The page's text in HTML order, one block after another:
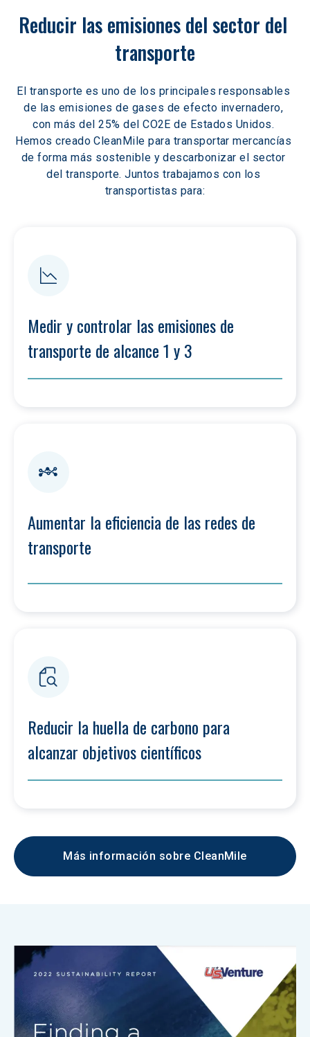
Reducir las emisiones del sector del
transporte
El transporte es uno de los principales responsables
de las emisiones de gases de efecto invernadero,
con más del 25% del CO2E de Estados Unidos.
Hemos creado CleanMile para transportar mercancías
de forma más sostenible y descarbonizar el sector
del transporte. Juntos trabajamos con los
transportistas para:
Medir y controlar las emisiones de
transporte de alcance 1 y 3
Aumentar la eficiencia de las redes de
transporte
Reducir la huella de carbono para
alcanzar objetivos científicos
Más información sobre CleanMile